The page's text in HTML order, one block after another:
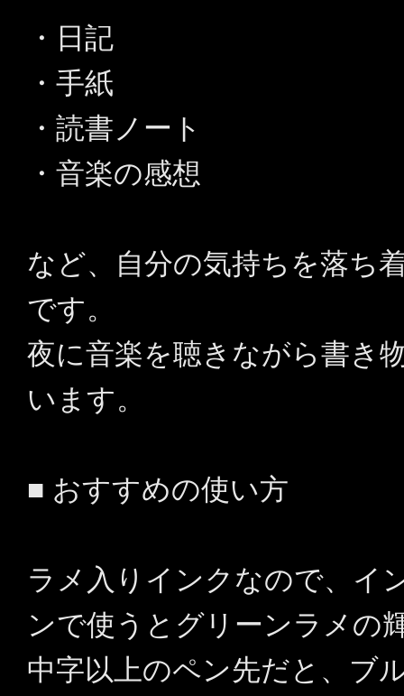
・日記
・手紙
・読書ノート
・音楽の感想
など、自分の気持ちを落ち
です。
夜に音楽を聴きながら書き
います。
■ おすすめの使い方
ラメ入りインクなので、イ
ンで使うとグリーンラメの
中字以上のペン先だと、ブ